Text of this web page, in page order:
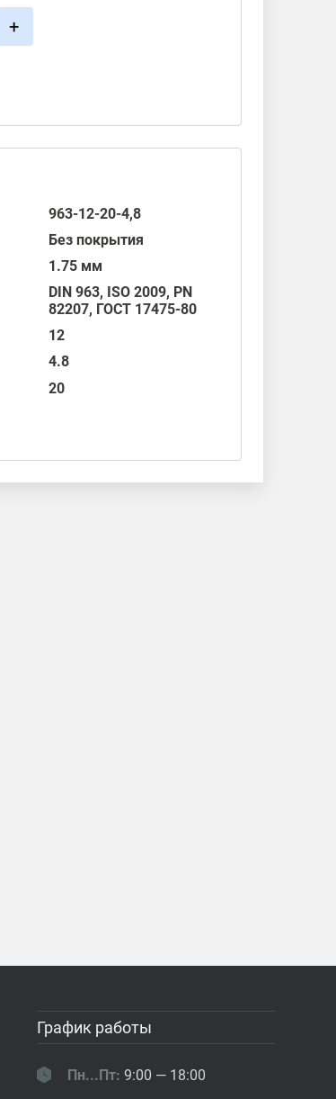
+
963-12-20-4,8
Без покрытия
1.75 мм
DIN 963, ISO 2009, PN
82207, ГОСТ 17475-80
12
4.8
20
График работы
Пн...Пт: 9:00 — 18:00